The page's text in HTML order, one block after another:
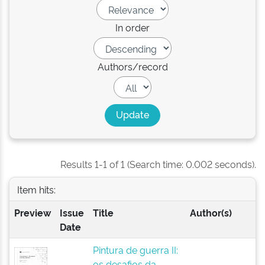
In order
Authors/record
Results 1-1 of 1 (Search time: 0.002 seconds).
Item hits:
Preview
Issue
Date
Title Author(s)
Pintura de guerra II: